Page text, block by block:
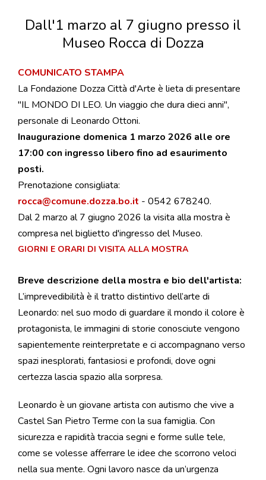
Dall'1 marzo al 7 giugno presso il
Museo Rocca di Dozza
COMUNICATO STAMPA
La Fondazione Dozza Città d'Arte è lieta di presentare
"IL MONDO DI LEO. Un viaggio che dura dieci anni",
personale di Leonardo Ottoni.
Inaugurazione domenica 1 marzo 2026 alle ore
17:00 con ingresso libero fino ad esaurimento
posti.
Prenotazione consigliata:
rocca@comune.dozza.bo.it - 0542 678240.
Dal 2 marzo al 7 giugno 2026 la visita alla mostra è
compresa nel biglietto d'ingresso del Museo.
GIORNI E ORARI DI VISITA ALLA MOSTRA
Breve descrizione della mostra e bio dell'artista:
L’imprevedibilità è il tratto distintivo dell’arte di
Leonardo: nel suo modo di guardare il mondo il colore è
protagonista, le immagini di storie conosciute vengono
sapientemente reinterpretate e ci accompagnano verso
spazi inesplorati, fantasiosi e profondi, dove ogni
certezza lascia spazio alla sorpresa.
Leonardo è un giovane artista con autismo che vive a
Castel San Pietro Terme con la sua famiglia. Con
sicurezza e rapidità traccia segni e forme sulle tele,
come se volesse afferrare le idee che scorrono veloci
nella sua mente. Ogni lavoro nasce da un’urgenza